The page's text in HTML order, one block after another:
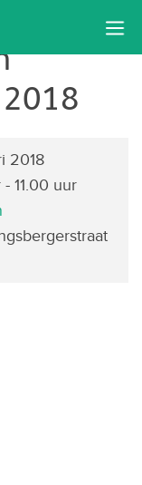
2018
11.00 uur